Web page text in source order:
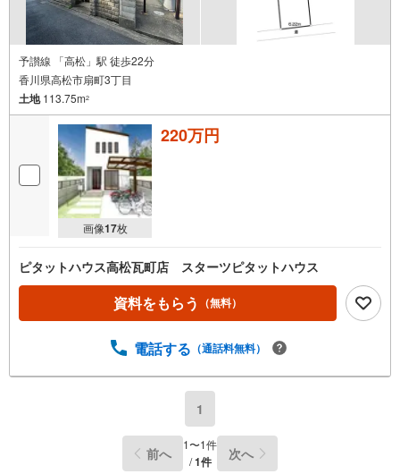
予讃線 「高松」駅 徒歩22分
香川県高松市扇町3丁目
土地113.75m2
画像17枚
220万円
ピタットハウス高松瓦町店 スターツピタットハウス
資料をもらう （無料）
電話する （通話料無料）
1
前へ 1〜1件
/1件 次へ